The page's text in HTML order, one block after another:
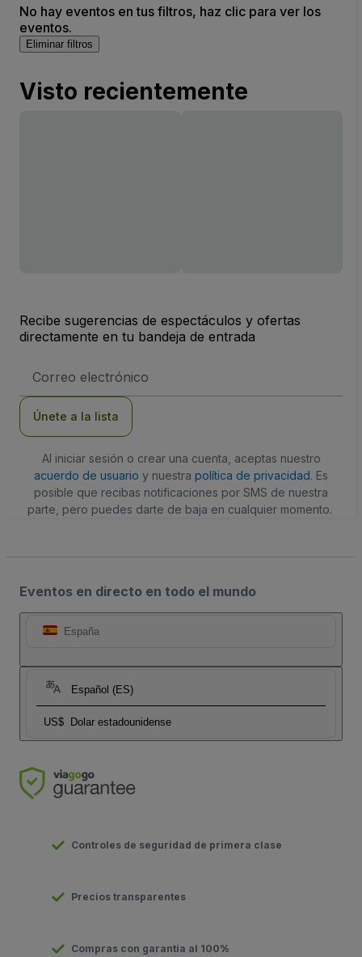
No hay eventos en tus filtros, haz clic para ver los
eventos.
Eliminar filtros
Visto recientemente
Recibe sugerencias de espectáculos y ofertas
directamente en tu bandeja de entrada
de
Únete a la lista
Al iniciar sesión o crear una cuenta, aceptas nuestro
acuerdo de usuario y nuestra política de privacidad. Es
posible que recibas notificaciones por SMS de nuestra
parte, pero puedes darte de baja en cualquier momento.
Eventos en directo en todo el mundo
España
Español (ES)
US$ Dolar estadounidense
Controles de seguridad de primera clase
Precios transparentes
Compras con garantía al 100%